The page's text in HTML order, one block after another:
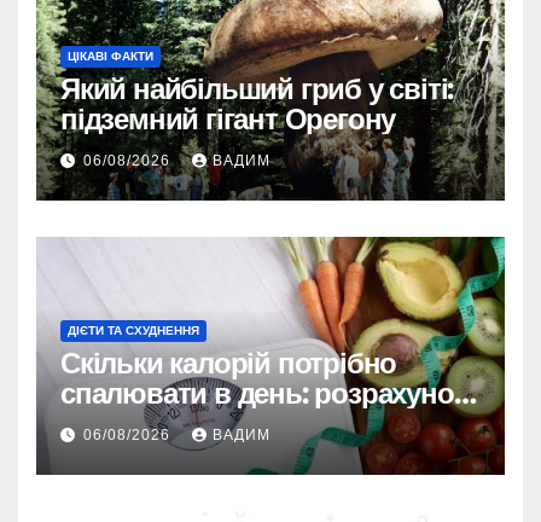
ЦІКАВІ ФАКТИ
Який найбільший гриб у світі:
підземний гігант Орегону
06/08/2026 ВАДИМ
ДІЄТИ ТА СХУДНЕННЯ
Скільки калорій потрібно
спалювати в день: розрахунок
TDEE і безпечні норми
06/08/2026 ВАДИМ